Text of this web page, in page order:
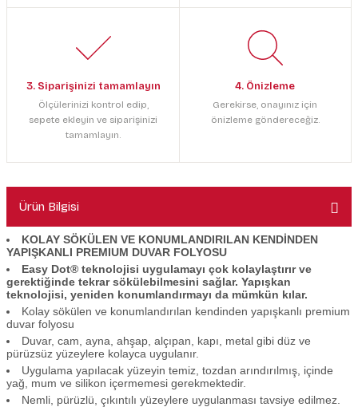
3. Siparişinizi tamamlayın
Ölçülerinizi kontrol edip,
sepete ekleyin ve siparişinizi
tamamlayın.
4. Önizleme
Gerekirse, onayınız için
önizleme göndereceğiz.
Ürün Bilgisi
KOLAY SÖKÜLEN VE KONUMLANDIRILAN KENDİNDEN
YAPIŞKANLI PREMIUM DUVAR FOLYOSU
Easy Dot® teknolojisi uygulamayı çok kolaylaştırır ve
gerektiğinde tekrar sökülebilmesini sağlar. Yapışkan
teknolojisi, yeniden konumlandırmayı da mümkün kılar.
Kolay sökülen ve konumlandırılan kendinden yapışkanlı premium
duvar folyosu
Duvar, cam, ayna, ahşap, alçıpan, kapı, metal gibi düz ve
pürüzsüz yüzeylere kolayca uygulanır.
Uygulama yapılacak yüzeyin temiz, tozdan arındırılmış, içinde
yağ, mum ve silikon içermemesi gerekmektedir.
Nemli, pürüzlü, çıkıntılı yüzeylere uygulanması tavsiye edilmez.